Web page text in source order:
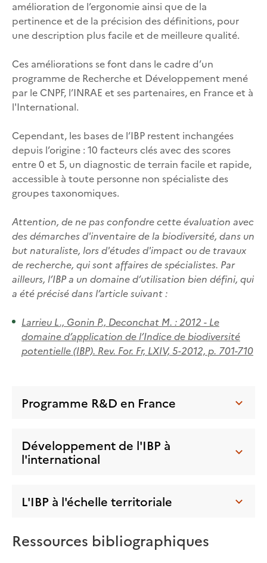
amélioration de l’ergonomie ainsi que de la
pertinence et de la précision des définitions, pour
une description plus facile et de meilleure qualité.
Ces améliorations se font dans le cadre d’un
programme de Recherche et Développement mené
par le CNPF, l’INRAE et ses partenaires, en France et à
l'International.
Cependant, les bases de l’IBP restent inchangées
depuis l’origine : 10 facteurs clés avec des scores
entre 0 et 5, un diagnostic de terrain facile et rapide,
accessible à toute personne non spécialiste des
groupes taxonomiques.
Attention, de ne pas confondre cette évaluation avec
des démarches d'inventaire de la biodiversité, dans un
but naturaliste, lors d'études d'impact ou de travaux
de recherche, qui sont affaires de spécialistes. Par
ailleurs, l’IBP a un domaine d’utilisation bien défini, qui
a été précisé dans l’article suivant :
Larrieu L., Gonin P., Deconchat M. : 2012 - Le
domaine d’application de l’Indice de biodiversité
potentielle (IBP). Rev. For. Fr, LXIV, 5-2012, p. 701-710
Programme R&D en France
Développement de l'IBP à
l'international
L'IBP à l'échelle territoriale
Ressources bibliographiques